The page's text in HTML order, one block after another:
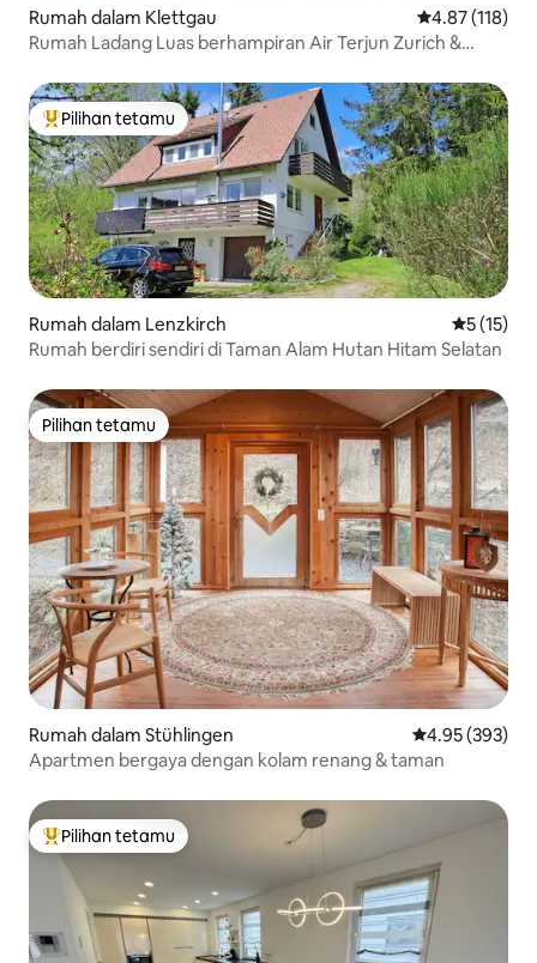
Rumah dalam Klettgau Penarafan
4.87 (118)
Rumah Ladang Luas berhampiran Air Terjun Zurich &
Pilihan utama tetamu
Pilihan tetamu
Rumah dalam Lenzkirch
5 (15)
Rumah berdiri sendiri di Taman Alam Hutan Hitam Selatan
Pilihan tetamu
Pilihan tetamu
Rumah dalam Stühlingen Penarafan
4.95 (393)
Apartmen bergaya dengan kolam renang & taman
Pilihan utama tetamu
Pilihan tetamu